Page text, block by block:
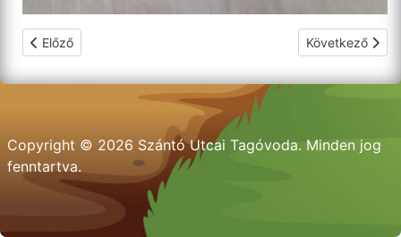
Előző cikk: A szelektív hulladékgyűjtéssel ismerkedtek az
Előző Következő
Következő
Copyright © 2026 Szántó Utcai Tagóvoda. Minden jog
fenntartva.